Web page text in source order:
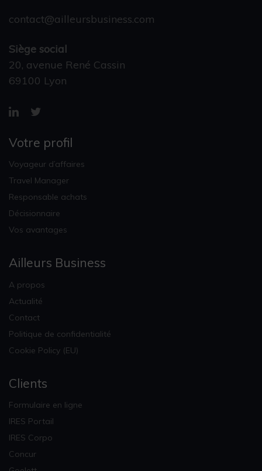
contact@ailleursbusiness.com
Siège social
20, avenue René Cassin
69100 Lyon
Votre profil
Voyageur d’affaires
Travel Manager
Responsable achats
Décisionnaire
Vos avantages
Ailleurs Business
A propos
Actualité
Contact
Politique de confidentialité
Cookie Policy (EU)
Clients
Formulaire en ligne
IRES Portail
IRES Corpo
Concur